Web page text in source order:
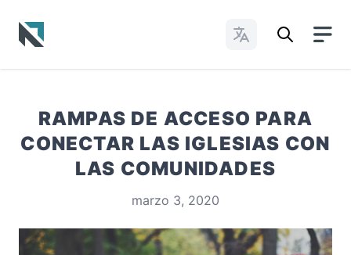
Cambiar idioma
RAMPAS DE ACCESO PARA
CONECTAR LAS IGLESIAS CON
LAS COMUNIDADES
marzo 3, 2020